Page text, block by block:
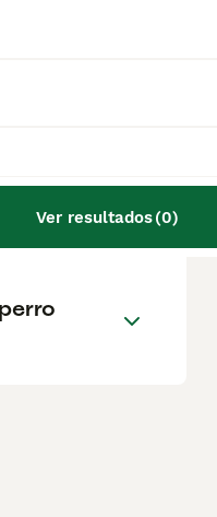
Ver resultados(0)
un akita
o